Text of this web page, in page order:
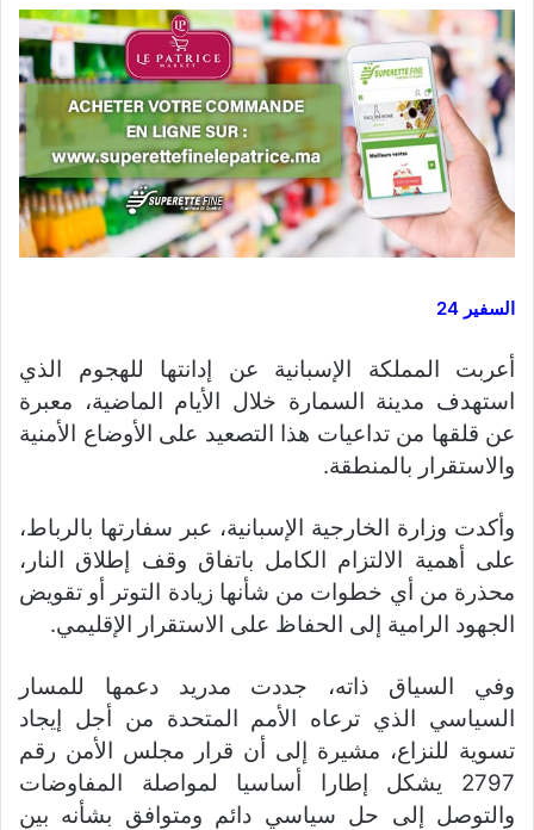
السفير 24
أعربت المملكة الإسبانية عن إدانتها للهجوم الذي
استهدف مدينة السمارة خلال الأيام الماضية، معبرة
عن قلقها من تداعيات هذا التصعيد على الأوضاع الأمنية
والاستقرار بالمنطقة.
وأكدت وزارة الخارجية الإسبانية، عبر سفارتها بالرباط،
على أهمية الالتزام الكامل باتفاق وقف إطلاق النار،
محذرة من أي خطوات من شأنها زيادة التوتر أو تقويض
الجهود الرامية إلى الحفاظ على الاستقرار الإقليمي.
وفي السياق ذاته، جددت مدريد دعمها للمسار
السياسي الذي ترعاه الأمم المتحدة من أجل إيجاد
تسوية للنزاع، مشيرة إلى أن قرار مجلس الأمن رقم
2797 يشكل إطارا أساسيا لمواصلة المفاوضات
والتوصل إلى حل سياسي دائم ومتوافق بشأنه بين